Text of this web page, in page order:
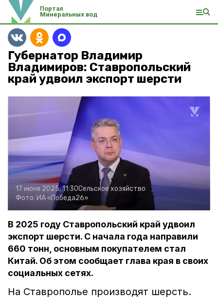
Портал
Минеральных вод
Губернатор Владимир
Владимиров: Ставропольский
край удвоил экспорт шерсти
17 июня 2025, 11:30Сельское хозяйство
Фото: ИА «Победа26»
В 2025 году Ставропольский край удвоил
экспорт шерсти. С начала года направили
660 тонн, основным покупателем стал
Китай. Об этом сообщает глава края в своих
социальных сетях.
На Ставрополье производят шерсть.